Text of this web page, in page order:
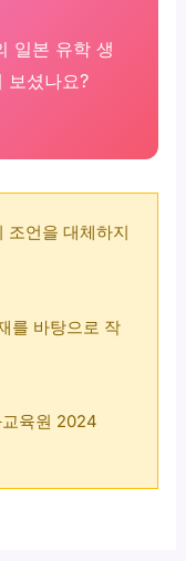
일본 유학 생
보셨나요?
조언을 대체하지
를 바탕으로 작
육원 2024